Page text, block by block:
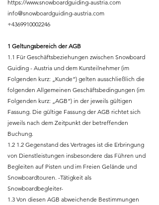
https://www.snowboardguiding-austria.com
info@snowboardguiding-austria.com
+4369910002246
1 Geltungsbereich der AGB
1.1 Für Geschäftsbeziehungen zwischen Snowboard
Guiding - Austria und dem Kursteilnehmer (im
Folgenden kurz: „Kunde“) gelten ausschließlich die
folgenden Allgemeinen Geschäftsbedingungen (im
Folgenden kurz: „AGB“) in der jeweils gültigen
Fassung. Die gültige Fassung der AGB richtet sich
jeweils nach dem Zeitpunkt der betreffenden
Buchung.
1.2 1.2 Gegenstand des Vertrages ist die Erbringung
von Dienstleistungen insbesondere das Führen und
Begleiten auf Pisten und im Freien Gelände und
Snowboardtouren. -Tätigkeit als
Snowboardbegleiter-
1.3 Von diesen AGB abweichende Bestimmungen